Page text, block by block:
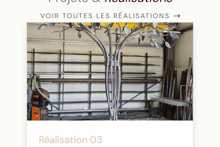
VOIR TOUTES LES RÉALISATIONS
Réalisation 03